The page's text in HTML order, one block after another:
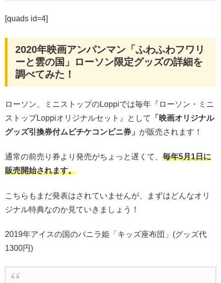
[quads id=4]
2020年映画アンパンマン「ふわふわフワリ
ーと雲の国」ローソン限定グッズの詳細を
調べてみた！
ローソン、ミニストップのLoppiでは毎年『ローソン・ミニ
ストップLoppiオリジナルセット』として
「映画オリジナル
グッズ引換券付ムビチケコンビニ券」 が販売されます！
通常の前売り券より発売がちょっと遅くて、 毎年5月1日に
販売開始されます。
こちらもまだ発表はされていませんが、まずはどんなオリ
ジナル特典なのか見ていきましょう！
2019年アイスの国のバニラ姫「キッズ座布団」(グッズ代
1300円)